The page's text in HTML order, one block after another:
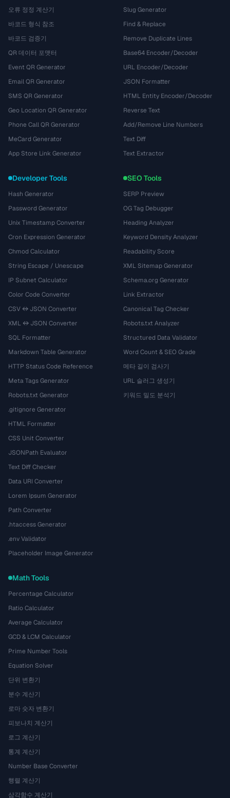
오류 정정 계산기
바코드 형식 참조
바코드 검증기
QR 데이터 포맷터
Event QR Generator
Email QR Generator
SMS QR Generator
Geo Location QR Generator
Phone Call QR Generator
MeCard Generator
App Store Link Generator
Slug Generator
Find & Replace
Remove Duplicate Lines
Base64 Encoder/Decoder
URL Encoder/Decoder
JSON Formatter
HTML Entity Encoder/Decoder
Reverse Text
Add/Remove Line Numbers
Text Diff
Text Extractor
Developer Tools
Hash Generator
Password Generator
Unix Timestamp Converter
Cron Expression Generator
Chmod Calculator
String Escape / Unescape
IP Subnet Calculator
Color Code Converter
CSV ↔ JSON Converter
XML ↔ JSON Converter
SQL Formatter
Markdown Table Generator
HTTP Status Code Reference
Meta Tags Generator
Robots.txt Generator
.gitignore Generator
HTML Formatter
CSS Unit Converter
JSONPath Evaluator
Text Diff Checker
Data URI Converter
Lorem Ipsum Generator
Path Converter
.htaccess Generator
.env Validator
Placeholder Image Generator
SEO Tools
SERP Preview
OG Tag Debugger
Heading Analyzer
Keyword Density Analyzer
Readability Score
XML Sitemap Generator
Schema.org Generator
Link Extractor
Canonical Tag Checker
Robots.txt Analyzer
Structured Data Validator
Word Count & SEO Grade
메타 길이 검사기
URL 슬러그 생성기
키워드 밀도 분석기
Math Tools
Percentage Calculator
Ratio Calculator
Average Calculator
GCD & LCM Calculator
Prime Number Tools
Equation Solver
단위 변환기
분수 계산기
로마 숫자 변환기
피보나치 계산기
로그 계산기
통계 계산기
Number Base Converter
행렬 계산기
삼각함수 계산기